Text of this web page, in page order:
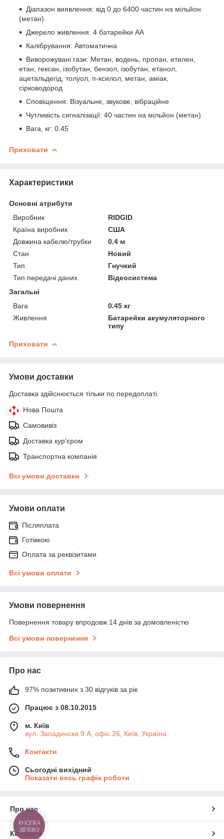
Діапазон виявлення: від 0 до 6400 частин на мільйон
(метан)
Джерело живлення: 4 батарейки AA
Калібрування: Автоматична
Виворожувані гази: Метан, водень, пропан, етилен,
етан, гексан, ізобутан, бензол, ізобутан, етанол,
ацетальдегід, толуол, п-ксилол, метан, аміак,
сірководород
Сповіщення: Візуальне, звукове, вібраційне
Чутливість сигналізації: 40 частин на мільйон (метан)
Вага, кг: 0.45
Приховати
Характеристики
Основні атрибути
Виробник
RIDGID
Країна виробник
США
Довжина кабелю/трубки
0.4 м
Стан
Новий
Тип
Гнучкий
Тип передачі даних
Відеосистема
Загальні
Вага
0.45 кг
Живлення
Батарейки акумуляторного
типу
Приховати
Умови доставки
Доставка здійснюється тільки по передоплаті.
Нова Пошта
Самовивіз
Доставка кур'єром
Транспортна компанія
Всі умови доставки
Умови оплати
Післяплата
Готівкою
Оплата за реквізитами
Всі умови оплати
Умови повернення
Повернення товару впродовж 14 днів за домовленістю
Всі умови повернення
Про нас
97% позитивних з 30 відгуків за рік
Працює з 08.10.2015
м. Київ
вул. Западинска 9 А, офіс 26, Київ, Україна
Контакти
Сьогодні вихідний
Показати весь графік роботи
Про нас
Контакти
КНОПКА
ЗВ'ЯЗКУ